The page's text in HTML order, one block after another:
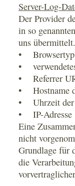
Server-Log-
Der Provider
in so
uns
• Browsertyp
•
• Referrer
• Hostname
• Uhrzeit der
• IP-Adresse
Eine
nicht
Grundlage für
die